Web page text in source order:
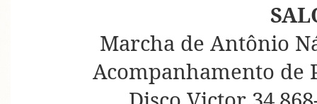
Marcha de Antônio
Acompanhamento de